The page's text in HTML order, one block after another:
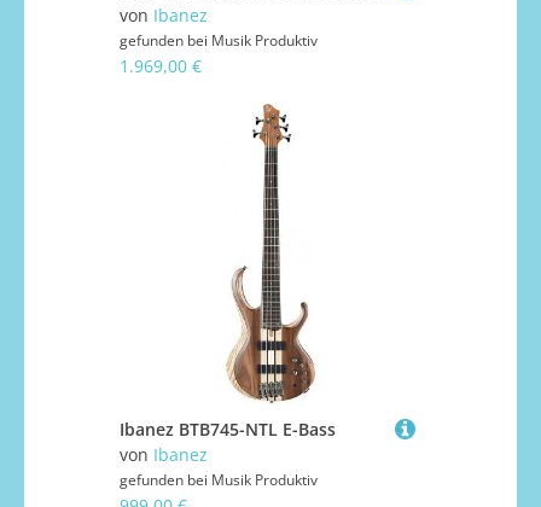
von Ibanez
gefunden bei Musik Produktiv
1.969,00 €
Ibanez BTB745-NTL E-Bass
von Ibanez
gefunden bei Musik Produktiv